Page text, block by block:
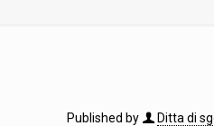
Published by Ditta di